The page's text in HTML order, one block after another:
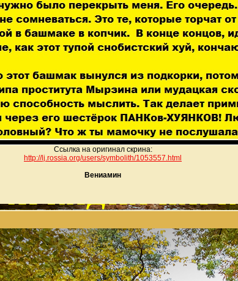
Ссылка на оригинал скрина:
http://lj.rossia.org/users/symbolith/1053557.html
Вениамин